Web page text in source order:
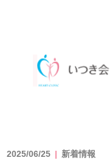
2025/06/25 新着情報